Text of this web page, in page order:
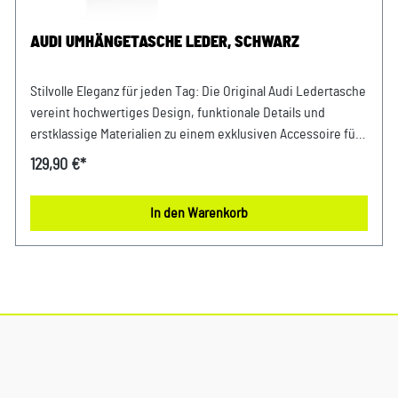
AUDI UMHÄNGETASCHE LEDER, SCHWARZ
Stilvolle Eleganz für jeden Tag: Die Original Audi Ledertasche
vereint hochwertiges Design, funktionale Details und
erstklassige Materialien zu einem exklusiven Accessoire für
Deinen Alltag. Gefertigt aus chromfreiem, pflanzlich
ihrer zeitlosen Optik, einer schlanken Silhouette und einer
besonders hochwertigen Haptik. Ob beim Stadtbummel, auf
129,90 €*
In den Warenkorb